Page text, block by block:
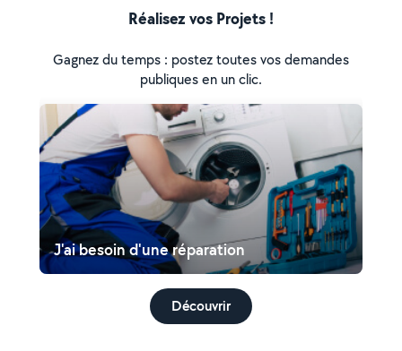
Réalisez vos Projets !
Gagnez du temps : postez toutes vos demandes
publiques en un clic.
J'ai besoin d'une réparation
Découvrir